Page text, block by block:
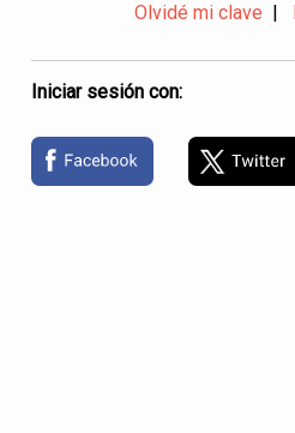
Olvidé mi clave
Iniciar sesión con: